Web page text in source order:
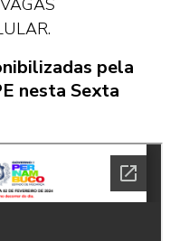
pela
nesta Sexta